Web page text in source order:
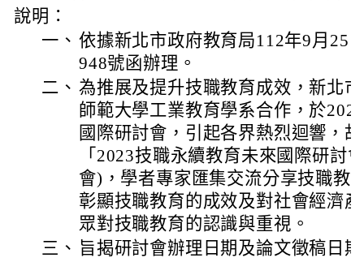
說明：
一、 依據新北市政府教育局112年9月25
948號函辦理。
二、 為推展及提升技職教育成效，新北
師範大學工業教育學系合作，於
國際研討會，引起各界熱烈迴響，
「2023技職永續教育未來國際研討
會)，學者專家匯集交流分享技職教
彰顯技職教育的成效及對社會經濟
眾對技職教育的認識與重視。
三、 旨揭研討會辦理日期及論文徵稿日